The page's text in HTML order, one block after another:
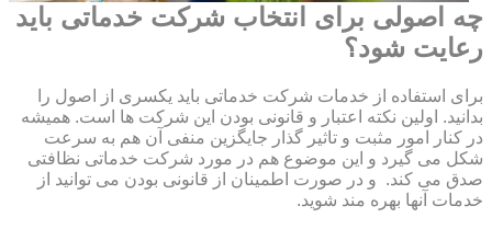
چه اصولی برای انتخاب شرکت خدماتی باید
رعایت شود؟
برای استفاده از خدمات شرکت خدماتی باید یکسری از اصول را
بدانید. اولین نکته اعتبار و قانونی بودن این شرکت ها است. همیشه
در کنار امور مثبت و تاثیر گذار جایگزین منفی آن هم به سرعت
شکل می گیرد و این موضوع هم در مورد شرکت خدماتی نظافتی
صدق می کند. و در صورت اطمینان از قانونی بودن می توانید از
خدمات آنها بهره مند شوید.